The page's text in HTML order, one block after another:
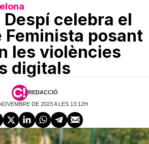
celebra el
Feminista posant
les violències
digitals
REDACCIÓ
DE 2023 A LES 13:12H